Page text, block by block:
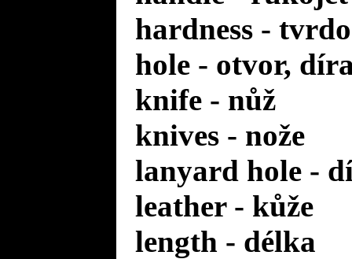
hardness -
hole - otvor,
knife - nůž
knives - nože
lanyard hole -
leather - kůže
length - délka